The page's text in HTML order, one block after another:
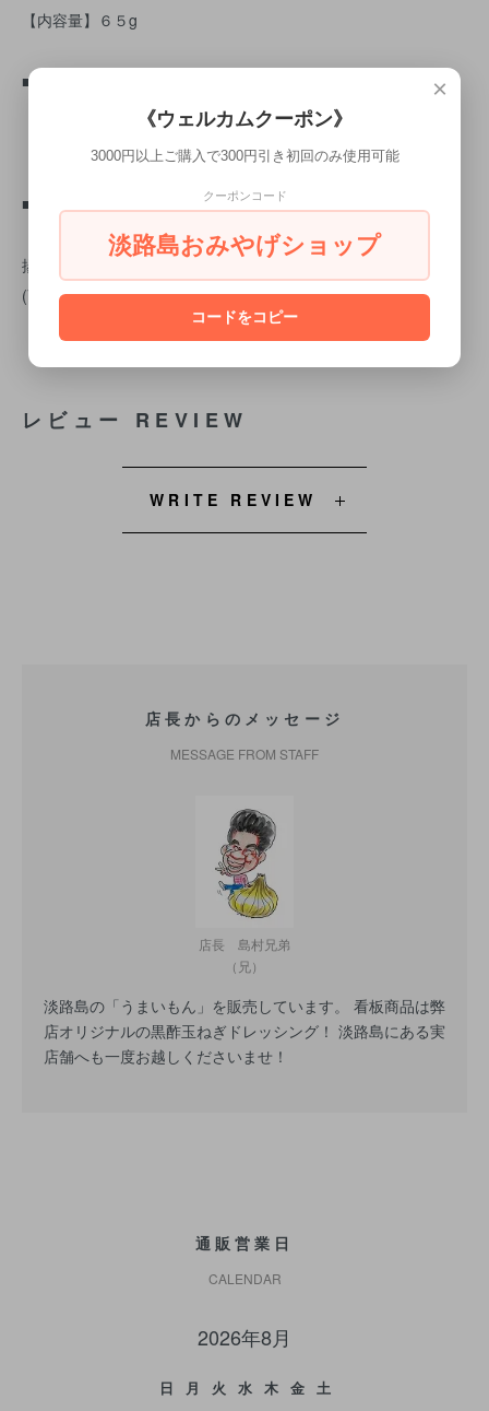
【内容量】６５g
■淡路島 フライドオニオンSP
【原材料】たまねぎ(淡路島産)、なたね油、小麦粉
■淡路島のかわばたみそ 玉ねぎみそ汁
【原材料】米みそ(大豆を含む、国内製造)、たまねぎ、ねぎ、油
揚げ、かつお昆布だし、乾燥わかめ／増粘多糖類、酸化防止剤
(V.E)
レビュー REVIEW
WRITE REVIEW
店長からのメッセージ
MESSAGE FROM STAFF
店長 島村兄弟
（兄）
淡路島の「うまいもん」を販売しています。 看板商品は弊
店オリジナルの黒酢玉ねぎドレッシング！ 淡路島にある実
店舗へも一度お越しくださいませ！
通販営業日
CALENDAR
2026年8月
日 月 火 水 木 金
土
×
《ウェルカムクーポン》
3000円以上ご購入で300円引き初回のみ使用可能
クーポンコード
淡路島おみやげショップ
コードをコピー